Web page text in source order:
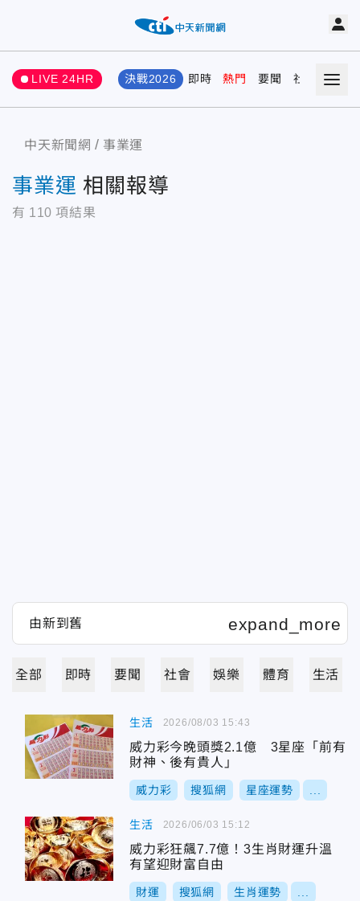
LIVE 24HR 決戰2026 即時 熱門 要聞 社會 娛樂
中天新聞網 事業運
事業運 相關報導
有 110 項結果
全部 即時 要聞 社會 娛樂 體育 生活
生活
威力彩今晚頭獎2.1億 3星座「前有
財神、後有貴人」
威力彩 搜狐網 星座運勢
2026/08/03 15:43
生活
威力彩狂飆7.7億！3生肖財運升溫
有望迎財富自由
財運 搜狐網 生肖運勢
2026/06/03 15:12